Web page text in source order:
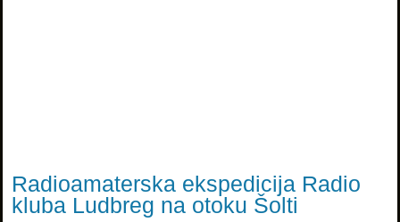
Radioamaterska ekspedicija Radio
kluba Ludbreg na otoku Šolti